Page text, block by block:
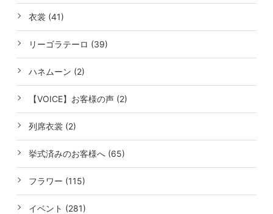
衣裳 (41)
リーゴラテーロ (39)
ハネムーン (2)
【VOICE】お客様の声 (2)
列席衣裳 (2)
挙式済みのお客様へ (65)
フラワー (115)
イベント (281)